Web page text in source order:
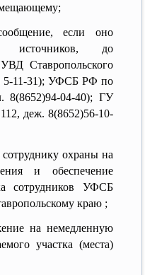
если оно
источников, до
Ставропольского
5-11-31); УФСБ РФ по
8(8652)94-04-40); ГУ
деж. 8(8652)56-10-
охраны на
и обеспечение
сотрудников УФСБ
краю ;
на немедленную
участка (места)